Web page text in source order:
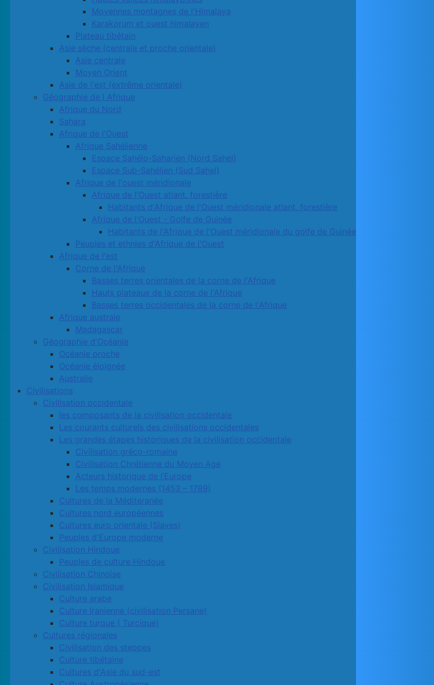
Moyennes montagnes de l'Himalaya
Karakorum et ouest himalayen
Plateau tibétain
Asie sèche (centrale et proche orientale)
Asie centrale
Moyen Orient
Asie de l'est (extrême orientale)
Géographie de l Afrique
Afrique du Nord
Sahara
Afrique de l'Ouest
Afrique Sahélienne
Espace Sahélo-Saharien (Nord Sahel)
Espace Sub-Sahélien (Sud Sahel)
Afrique de l'ouest méridionale
Afrique de l'Ouest atlant. forestière
Habitants d'Afrique de l'Ouest méridionale atlant. forestière
Afrique de l'Ouest - Golfe de Guinée
Habitants de l'Afrique de l'Ouest méridionale du golfe de Guinée
Peuples et ethnies d'Afrique de l'Ouest
Afrique de l'est
Corne de l'Afrique
Basses terres orientales de la corne de l'Afrique
Hauts plateaux de la corne de l'Afrique
Basses terres occidentales de la corne de l'Afrique
Afrique australe
Madagascar
Géographie d'Océanie
Océanie proche
Océanie éloignée
Australie
Civilisations
Civilisation occidentale
les composants de la civilisation occidentale
Les courants culturels des civilisations occidentales
Les grandes étapes historiques de la civilisation occidentale
Civilisation gréco-romaine
Civilisation Chrétienne du Moyen Age
Acteurs historique de l’Europe
Les temps modernes (1453 – 1789)
Cultures de la Méditeranée
Cultures nord européennes
Cultures euro orientale (Slaves)
Peuples d'Europe moderne
Civilisation Hindoue
Peuples de culture Hindoue
Civilisation Chinoise
Civilisation Islamique
Culture arabe
Culture Iranienne (civilisation Persane)
Culture turque ( Turcique)
Cultures régionales
Civilisation des steppes
Culture tibétaine
Cultures d'Asie du sud-est